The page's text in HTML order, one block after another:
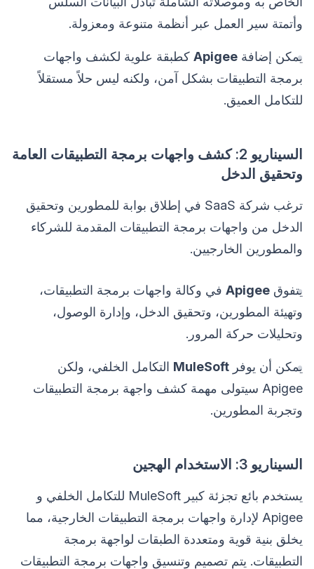
وأتمتة سير العمل عبر أنظمة متنوعة ومعزولة.
يمكن إضافة Apigee كطبقة علوية لكشف واجهات
برمجة التطبيقات بشكل آمن، ولكنه ليس حلاً مستقلاً
للتكامل العميق.
السيناريو 2: كشف واجهات برمجة التطبيقات العامة
وتحقيق الدخل
ترغب شركة SaaS في إطلاق بوابة للمطورين وتحقيق
الدخل من واجهات برمجة التطبيقات المقدمة للشركاء
والمطورين الخارجيين.
يتفوق Apigee في وكالة واجهات برمجة التطبيقات،
وتهيئة المطورين، وتحقيق الدخل، وإدارة الوصول،
وتحليلات حركة المرور.
يمكن أن يوفر MuleSoft التكامل الخلفي، ولكن
Apigee سيتولى مهمة كشف واجهة برمجة التطبيقات
وتجربة المطورين.
السيناريو 3: الاستخدام الهجين
يستخدم بائع تجزئة كبير MuleSoft للتكامل الخلفي و
Apigee لإدارة واجهات برمجة التطبيقات الخارجية، مما
يخلق بنية قوية ومتعددة الطبقات لواجهة برمجة
التطبيقات. يتم تصميم وتنسيق واجهات برمجة التطبيقات